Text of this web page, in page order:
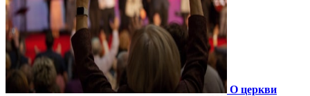
О церкви